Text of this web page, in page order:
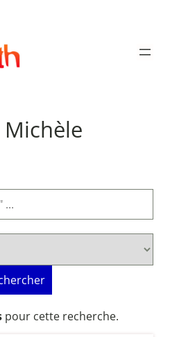
Michèle
pour cette recherche.